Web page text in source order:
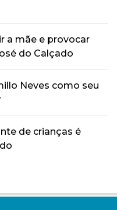
a mãe e provocar
do Calçado
Neves como seu
de crianças é